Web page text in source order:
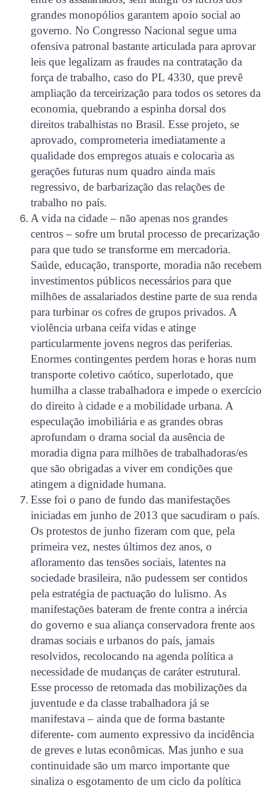
grandes monopólios garantem apoio social ao
governo. No Congresso Nacional segue uma
ofensiva patronal bastante articulada para aprovar
leis que legalizam as fraudes na contratação da
força de trabalho, caso do PL 4330, que prevê
ampliação da terceirização para todos os setores da
economia, quebrando a espinha dorsal dos
direitos trabalhistas no Brasil. Esse projeto, se
aprovado, comprometeria imediatamente a
qualidade dos empregos atuais e colocaria as
gerações futuras num quadro ainda mais
regressivo, de barbarização das relações de
trabalho no país.
A vida na cidade – não apenas nos grandes
centros – sofre um brutal processo de precarização
para que tudo se transforme em mercadoria.
Saúde, educação, transporte, moradia não recebem
investimentos públicos necessários para que
milhões de assalariados destine parte de sua renda
para turbinar os cofres de grupos privados. A
violência urbana ceifa vidas e atinge
particularmente jovens negros das periferias.
Enormes contingentes perdem horas e horas num
transporte coletivo caótico, superlotado, que
humilha a classe trabalhadora e impede o exercício
do direito à cidade e a mobilidade urbana. A
especulação imobiliária e as grandes obras
aprofundam o drama social da ausência de
moradia digna para milhões de trabalhadoras/es
que são obrigadas a viver em condições que
atingem a dignidade humana.
Esse foi o pano de fundo das manifestações
iniciadas em junho de 2013 que sacudiram o país.
Os protestos de junho fizeram com que, pela
primeira vez, nestes últimos dez anos, o
afloramento das tensões sociais, latentes na
sociedade brasileira, não pudessem ser contidos
pela estratégia de pactuação do lulismo. As
manifestações bateram de frente contra a inércia
do governo e sua aliança conservadora frente aos
dramas sociais e urbanos do país, jamais
resolvidos, recolocando na agenda política a
necessidade de mudanças de caráter estrutural.
Esse processo de retomada das mobilizações da
juventude e da classe trabalhadora já se
manifestava – ainda que de forma bastante
diferente- com aumento expressivo da incidência
de greves e lutas econômicas. Mas junho e sua
continuidade são um marco importante que
sinaliza o esgotamento de um ciclo da política